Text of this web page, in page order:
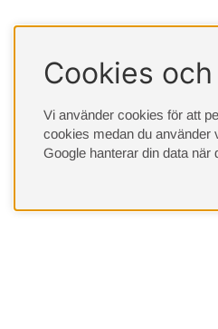
Cookies
Vi använder cookies för att
cookies medan du använder
Google hanterar din data när